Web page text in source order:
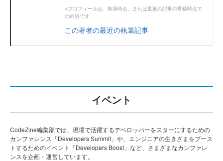
※プロフィールは、執筆時点、または直近の記事の寄稿時点で
の内容です
この著者の最近の執筆記事
イベント
CodeZine編集部では、現場で活躍するデベロッパーをスターにするための
カンファレンス「Developers Summit」や、エンジニアの生きざまをブース
トするためのイベント「Developers Boost」など、さまざまなカンファレ
ンスを企画・運営しています。